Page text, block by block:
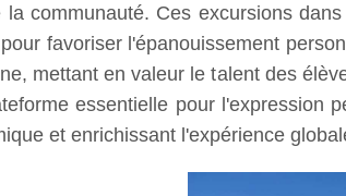
la communauté. Ces excursions
favoriser l'épanouissement
mettant en valeur le talent des
essentielle pour l'expression
et enrichissant l'expérience